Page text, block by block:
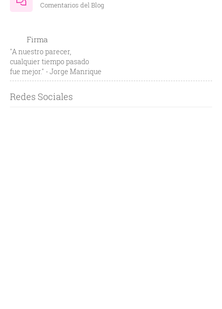
Comentarios del Blog
Firma
"A nuestro parecer,
cualquier tiempo pasado
fue mejor." - Jorge Manrique
Redes Sociales